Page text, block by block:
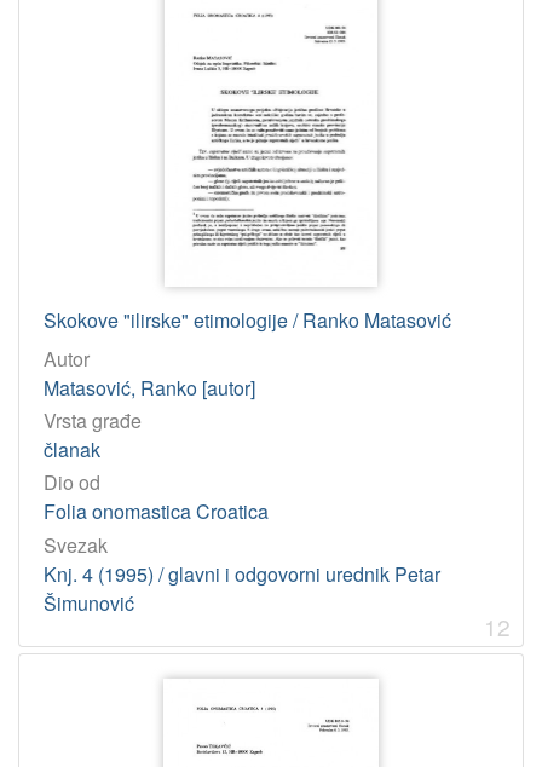
Skokove "ilirske" etimologije / Ranko Matasović
Autor
Matasović, Ranko [autor]
Vrsta građe
članak
Dio od
Folia onomastica Croatica
Svezak
Knj. 4 (1995) / glavni i odgovorni urednik Petar
Šimunović
12